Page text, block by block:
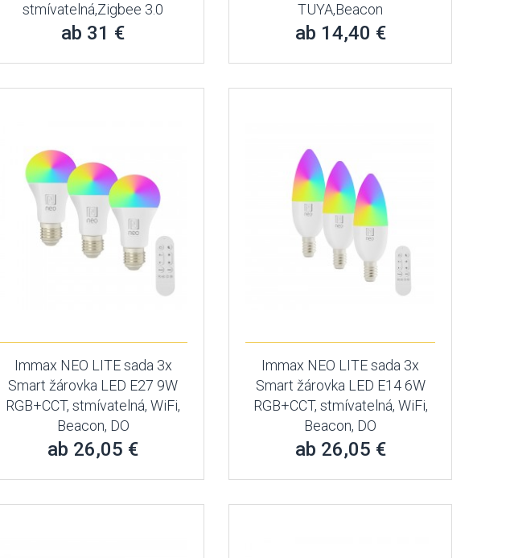
stmívatelná,Zigbee 3.0
ab 31 €
TUYA,Beacon
ab 14,40 €
Immax NEO LITE sada 3x
Smart žárovka LED E27 9W
RGB+CCT, stmívatelná, WiFi,
Beacon, DO
ab 26,05 €
Immax NEO LITE sada 3x
Smart žárovka LED E14 6W
RGB+CCT, stmívatelná, WiFi,
Beacon, DO
ab 26,05 €